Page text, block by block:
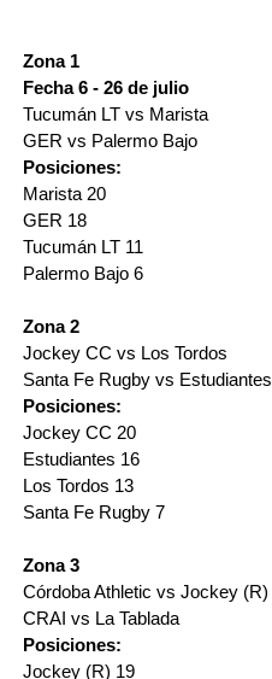
Zona 1
Fecha 6 - 26 de julio
Tucumán LT vs Marista
GER vs Palermo Bajo
Posiciones:
Marista 20
GER 18
Tucumán LT 11
Palermo Bajo 6
Zona 2
Jockey CC vs Los Tordos
Santa Fe Rugby vs Estudiantes
Posiciones:
Jockey CC 20
Estudiantes 16
Los Tordos 13
Santa Fe Rugby 7
Zona 3
Córdoba Athletic vs Jockey (R)
CRAI vs La Tablada
Posiciones:
Jockey (R) 19